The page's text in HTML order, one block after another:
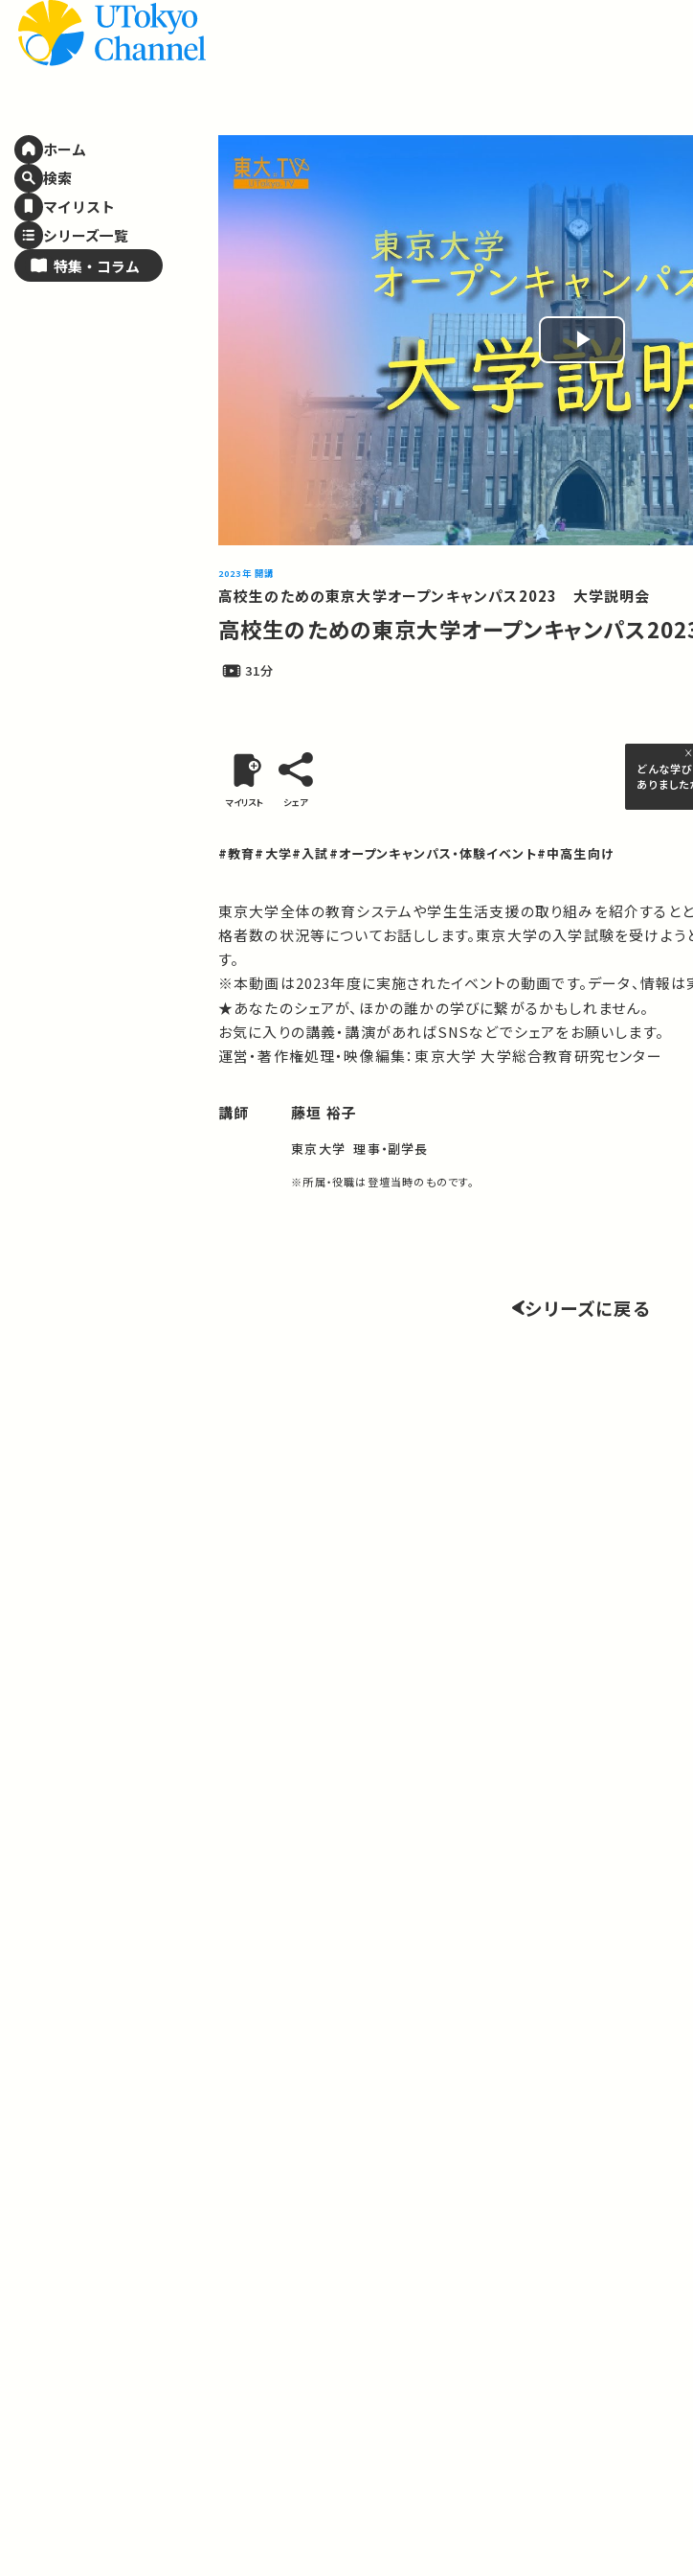
ホーム
検索
マイリスト
シリーズ一覧
特集・ コラム
Play
Video
2023年 開講
高校生のための東京大学オープンキャンパス2023 大学説明会
高校生のための東京大学オープンキャンパス
31分
マイリスト シェア
どんな学
ありました
#教育#大学#入試#オープンキャンパス・体験イベント#中高生向け
東京大学全体の教育システムや学生生活支援の取り組みを紹介するとと
格者数の状況等についてお話しします。東京大学の入学試験を受けよ
す。
※本動画は2023年度に実施されたイベントの動画です。データ、情報は
★あなたのシェアが、ほかの誰かの学びに繋がるかもしれません。
お気に入りの講義・講演があればSNSなどでシェアをお願いします。
運営・著作権処理・映像編集：東京大学 大学総合教育研究センター
講師 藤垣 裕子
東京大学 理事・副学長
※所属・役職は登壇当時のものです。
シリーズに戻る